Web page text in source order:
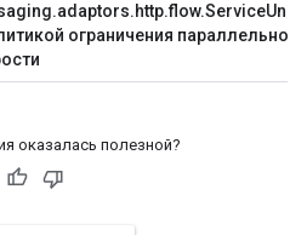
ограничения параллельной
оказалась полезной?